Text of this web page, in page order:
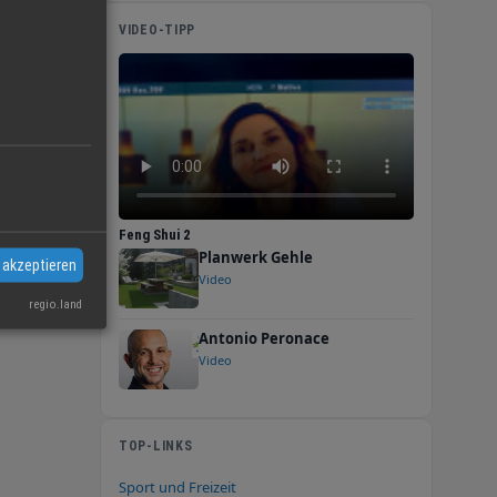
seit
VIDEO-TIPP
Feng Shui 2
Planwerk Gehle
Video
Antonio Peronace
Video
TOP-LINKS
Sport und Freizeit
regio.land